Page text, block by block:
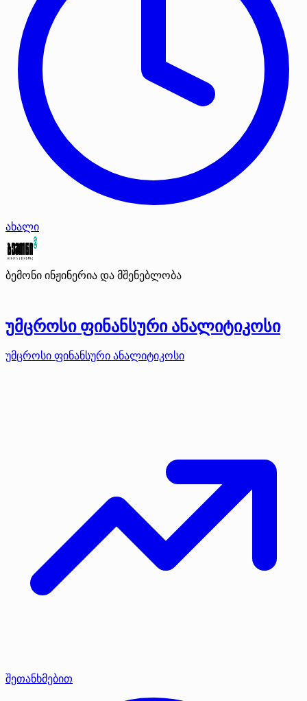
ახალი
ბემონი ინჟინერია და მშენებლობა
უმცროსი ფინანსური ანალიტიკოსი
უმცროსი ფინანსური ანალიტიკოსი
შეთანხმებით